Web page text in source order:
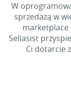
W
sprzedażą w
marketplace
Sellasist
Ci dotarcie